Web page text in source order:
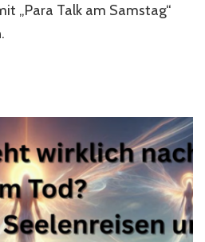
„Para Talk am Samstag“